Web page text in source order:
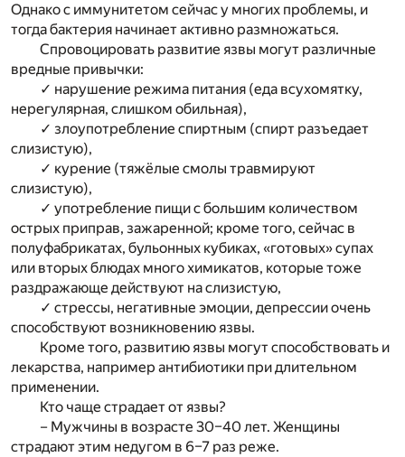
Однако с иммунитетом сейчас у многих проблемы, и
тогда бактерия начинает активно размножаться.
Спровоцировать развитие язвы могут различные
вредные привычки:
✓ нарушение режима питания (еда всухомятку,
нерегулярная, слишком обильная),
✓ злоупотребление спиртным (спирт разъедает
слизистую),
✓ курение (тяжёлые смолы травмируют
слизистую),
✓ употребление пищи с большим количеством
острых приправ, зажаренной; кроме того, сейчас в
полуфабрикатах, бульонных кубиках, «готовых» супах
или вторых блюдах много химикатов, которые тоже
раздражающе действуют на слизистую,
✓ стрессы, негативные эмоции, депрессии очень
способствуют возникновению язвы.
Кроме того, развитию язвы могут способствовать и
лекарства, например антибиотики при длительном
применении.
Кто чаще страдает от язвы?
– Мужчины в возрасте 30–40 лет. Женщины
страдают этим недугом в 6–7 раз реже.